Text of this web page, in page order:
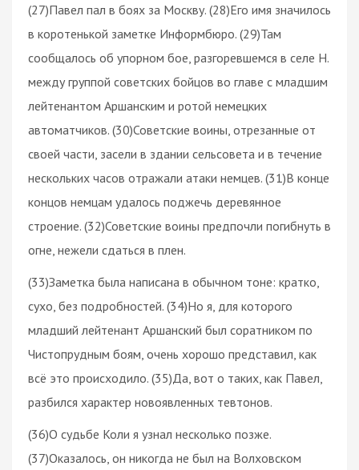
(27)Павел пал в боях за Москву. (28)Его имя значилось
в коротенькой заметке Информбюро. (29)Там
сообщалось об упорном бое, разгоревшемся в селе Н.
между группой советских бойцов во главе с младшим
лейтенантом Аршанским и ротой немецких
автоматчиков. (30)Советские воины, отрезанные от
своей части, засели в здании сельсовета и в течение
нескольких часов отражали атаки немцев. (31)В конце
концов немцам удалось поджечь деревянное
строение. (32)Советские воины предпочли погибнуть в
огне, нежели сдаться в плен.
(33)Заметка была написана в обычном тоне: кратко,
сухо, без подробностей. (34)Но я, для которого
младший лейтенант Аршанский был соратником по
Чистопрудным боям, очень хорошо представил, как
всё это происходило. (35)Да, вот о таких, как Павел,
разбился характер новоявленных тевтонов.
(36)О судьбе Коли я узнал несколько позже.
(37)Оказалось, он никогда не был на Волховском